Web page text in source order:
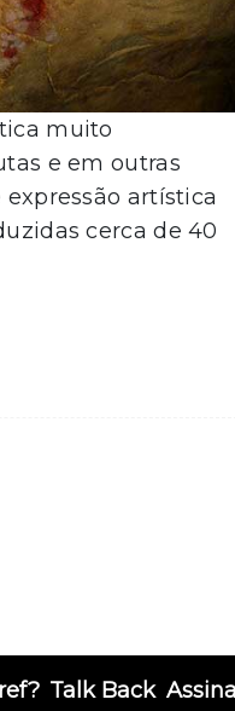
muito
e em outras
artística
cerca de 40
Talk Back